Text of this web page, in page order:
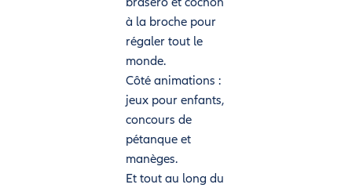
à la broche pour
régaler tout le
monde.
Côté animations :
jeux pour enfants,
concours de
pétanque et
manèges.
Et tout au long du